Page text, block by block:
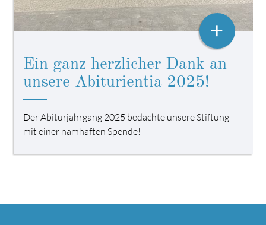
Ein ganz herzlicher Dank an
unsere Abiturientia 2025!
Der Abiturjahrgang 2025 bedachte unsere Stiftung
mit einer namhaften Spende!
+